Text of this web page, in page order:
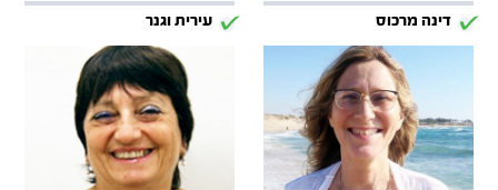
דינה מרכוס עירית וגנר